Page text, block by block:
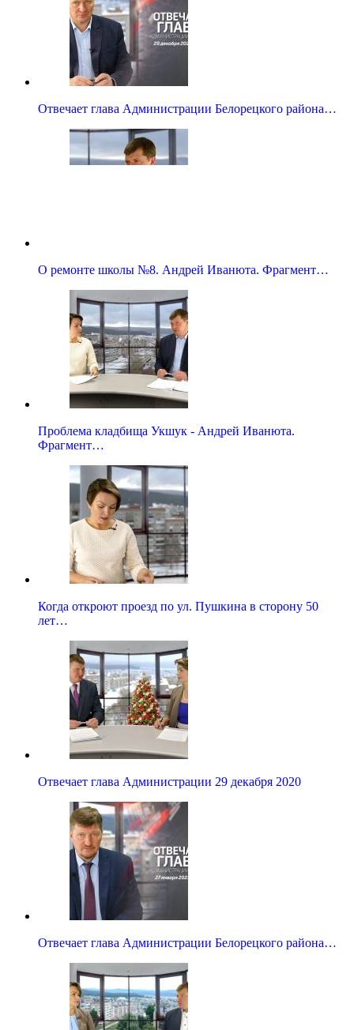
Отвечает глава Администрации Белорецкого района…
О ремонте школы №8. Андрей Иванюта. Фрагмент…
Проблема кладбища Укшук - Андрей Иванюта.
Фрагмент…
Когда откроют проезд по ул. Пушкина в сторону 50
лет…
Отвечает глава Администрации 29 декабря 2020
Отвечает глава Администрации Белорецкого района…